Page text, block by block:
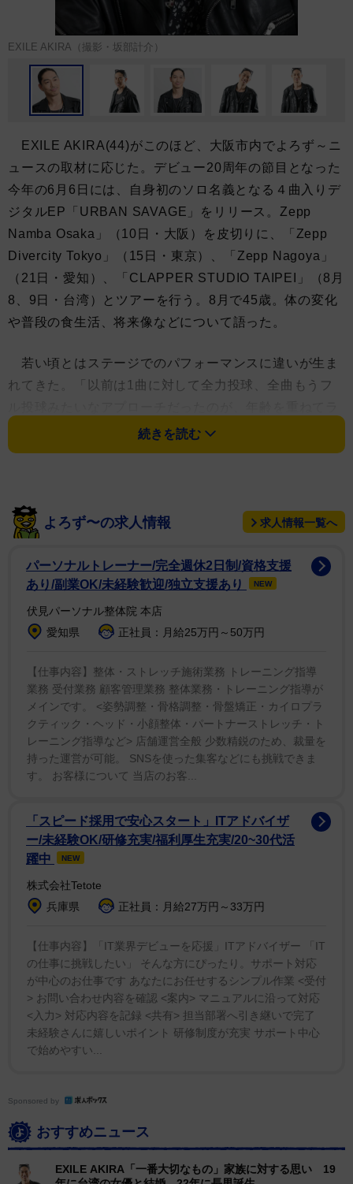
EXILE AKIRA（撮影・坂部計介）
EXILE AKIRA(44)がこのほど、大阪市内でよろず～ニ
ュースの取材に応じた。デビュー20周年の節目となった
今年の6月6日には、自身初のソロ名義となる４曲入りデ
ジタルEP「URBAN SAVAGE」をリリース。Zepp
Namba Osaka」（10日・大阪）を皮切りに、「Zepp
Divercity Tokyo」（15日・東京）、「Zepp Nagoya」
（21日・愛知）、「CLAPPER STUDIO TAIPEI」（8月
8、9日・台湾）とツアーを行う。8月で45歳。体の変化
や普段の食生活、将来像などについて語った。
若い頃とはステージでのパフォーマンスに違いが生ま
れてきた。「以前は1曲に対して全力投球、全曲もうフ
イブ全体に自分の中で波を作るんですよね。それはサボ
りではなく、味になるし。でも、その味をつけるため
現在の自分に合う形を作っている。
EXILE AKIRA（撮影・坂部計介）
ちゃな動きはできなくなりましたけど、全体を通しての
体力や体の使い方は、ものすごく洗練されている感じは
あります。進化？そうだと思います」。変化ではなく進
化している。
ド、添加物の入ったものは避けるようにしている。「自
分の体と相談しながら。いい食べ物はもたれなかったり
するじゃないですか。それぐらいのレベルですけど
ね」。ただ、ライブ当日の食事は決まっている。「精進
続きを読む
よろず〜の求人情報 求人情報一覧へ
パーソナルトレーナー/完全週休2日制/資格支援
あり/副業OK/未経験歓迎/独立支援あり
NEW
伏見パーソナル整体院 本店
愛知県
正社員：月給25万円～50万円
【仕事内容】整体・ストレッチ施術業務 トレーニング指導
業務 受付業務 顧客管理業務 整体業務・トレーニング指導が
メインです。 <姿勢調整・骨格調整・骨盤矯正・カイロプラ
クティック・ヘッド・小顔整体・パートナーストレッチ・ト
レーニング指導など> 店舗運営全般 少数精鋭のため、裁量を
持った運営が可能。 SNSを使った集客などにも挑戦できま
す。 お客様について 当店のお客...
「スピード採用で安心スタート」ITアドバイザ
ー/未経験OK/研修充実/福利厚生充実/20~30代活
躍中
NEW
株式会社Tetote
兵庫県
正社員：月給27万円～33万円
【仕事内容】「IT業界デビューを応援」ITアドバイザー 「IT
の仕事に挑戦したい」 そんな方にぴったり。サポート対応
が中心のお仕事です あなたにお任せするシンプル作業 <受付
> お問い合わせ内容を確認 <案内> マニュアルに沿って対応
<入力> 対応内容を記録 <共有> 担当部署へ引き継いで完了
未経験さんに嬉しいポイント 研修制度が充実 サポート中心
で始めやすい...
Sponsored by
おすすめニュース
EXILE AKIRA「一番大切なもの」家族に対する思い 19